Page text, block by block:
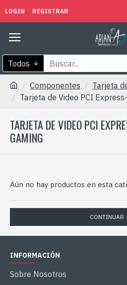
LOGIN REGISTRAR
Todos
Componentes
Tarjeta
Tarjeta de Video PCI
TARJETA DE VIDEO PCI
GAMING
Aún no hay productos en esta
CONTINUAR
INFORMACIÓN
Sobre Nosotros